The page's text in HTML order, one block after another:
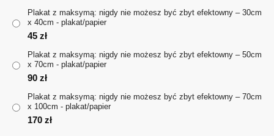
170 zł
Plakat z maksymą: nigdy nie możesz być zbyt efektowny – 30cm
x 40cm - plakat/papier
45 zł
Plakat z maksymą: nigdy nie możesz być zbyt efektowny – 50cm
x 70cm - plakat/papier
90 zł
Plakat z maksymą: nigdy nie możesz być zbyt efektowny – 70cm
x 100cm - plakat/papier
170 zł